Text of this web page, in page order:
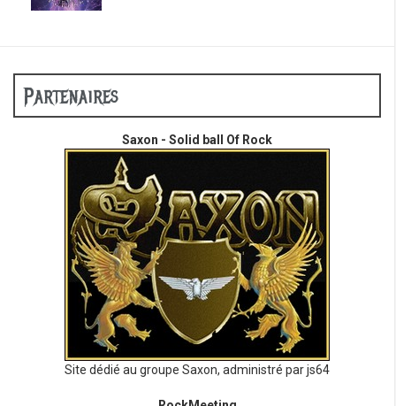
Partenaires
Saxon - Solid ball Of Rock
Site dédié au groupe Saxon, administré par js64